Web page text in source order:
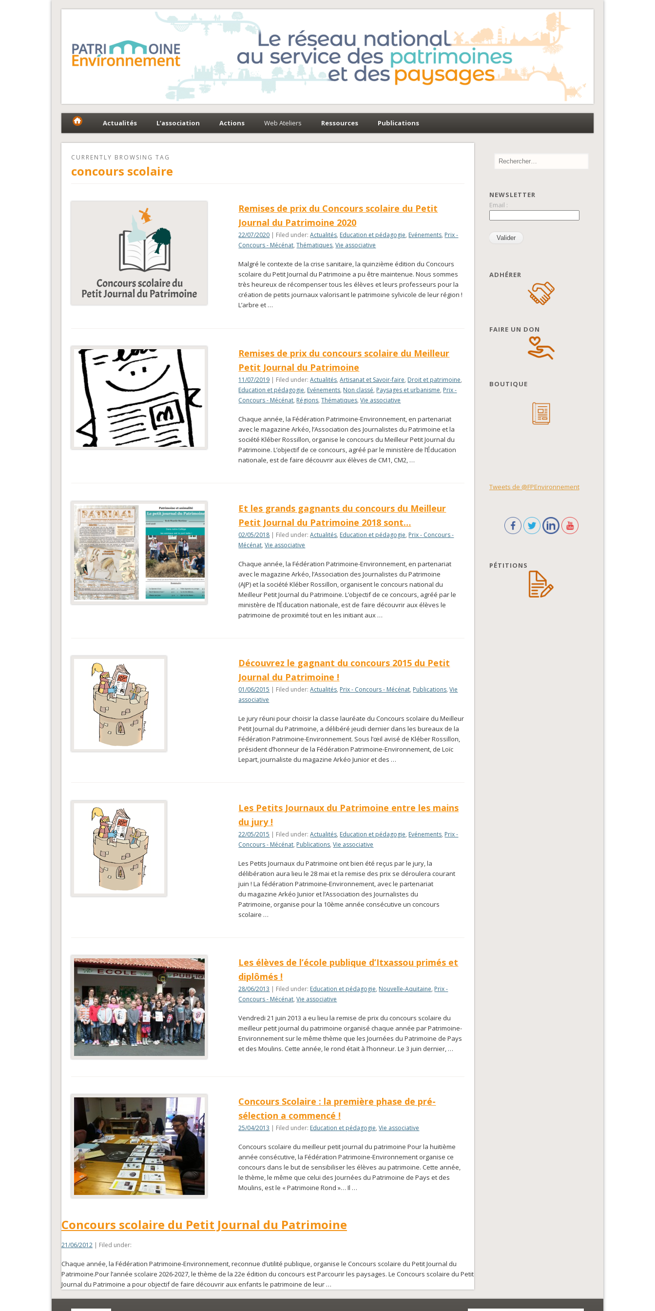
Fédération Patrimoine-Environnement
Actualités L’association Actions Web Ateliers Ressources Publications
CURRENTLY BROWSING TAG
concours scolaire
Remises de prix du Concours scolaire du Petit
Journal du Patrimoine 2020
22/07/2020 | Filed under:Actualités, Education et pédagogie, Evénements, Prix -
Concours - Mécénat,Thématiques,Vie associative
Malgré le contexte de la crise sanitaire, la quinzième édition du Concours
scolaire du Petit Journal du Patrimoine a pu être maintenue. Nous sommes
très heureux de récompenser tous les élèves et leurs professeurs pour la
création de petits journaux valorisant le patrimoine sylvicole de leur région !
L’arbre et …
Remises de prix du concours scolaire du Meilleur
Petit Journal du Patrimoine
11/07/2019 | Filed under:Actualités,Artisanat et Savoir-faire, Droit et patrimoine,
Education et pédagogie, Evénements, Non classé, Paysages et urbanisme, Prix -
Concours - Mécénat, Régions,Thématiques,Vie associative
Chaque année, la Fédération Patrimoine-Environnement, en partenariat
avec le magazine Arkéo, l’Association des Journalistes du Patrimoine et la
société Kléber Rossillon, organise le concours du Meilleur Petit Journal du
Patrimoine. L’objectif de ce concours, agréé par le ministère de l’Éducation
nationale, est de faire découvrir aux élèves de CM1, CM2, …
Et les grands gagnants du concours du Meilleur
Petit Journal du Patrimoine 2018 sont…
02/05/2018 | Filed under:Actualités, Education et pédagogie, Prix - Concours -
Mécénat,Vie associative
Chaque année, la Fédération Patrimoine-Environnement, en partenariat
avec le magazine Arkéo, l’Association des Journalistes du Patrimoine
(AJP) et la société Kléber Rossillon, organisent le concours national du
Meilleur Petit Journal du Patrimoine. L’objectif de ce concours, agréé par le
ministère de l’Éducation nationale, est de faire découvrir aux élèves le
patrimoine de proximité tout en les initiant aux …
Découvrez le gagnant du concours 2015 du Petit
Journal du Patrimoine !
01/06/2015 | Filed under:Actualités, Prix - Concours - Mécénat, Publications,Vie
associative
Le jury réuni pour choisir la classe lauréate du Concours scolaire du Meilleur
Petit Journal du Patrimoine, a délibéré jeudi dernier dans les bureaux de la
Fédération Patrimoine-Environnement. Sous l’œil avisé de Kléber Rossillon,
président d’honneur de la Fédération Patrimoine-Environnement, de Loïc
Lepart, journaliste du magazine Arkéo Junior et des …
Les Petits Journaux du Patrimoine entre les mains
du jury !
22/05/2015 | Filed under:Actualités, Education et pédagogie, Evénements, Prix -
Concours - Mécénat, Publications,Vie associative
Les Petits Journaux du Patrimoine ont bien été reçus par le jury, la
délibération aura lieu le 28 mai et la remise des prix se déroulera courant
juin ! La fédération Patrimoine-Environnement, avec le partenariat
du magazine Arkéo Junior et l’Association des Journalistes du
Patrimoine, organise pour la 10ème année consécutive un concours
scolaire …
Les élèves de l’école publique d’Itxassou primés et
diplômés !
28/06/2013 | Filed under: Education et pédagogie, Nouvelle-Aquitaine, Prix -
Concours - Mécénat,Vie associative
Vendredi 21 juin 2013 a eu lieu la remise de prix du concours scolaire du
meilleur petit journal du patrimoine organisé chaque année par Patrimoine-
Environnement sur le même thème que les Journées du Patrimoine de Pays
et des Moulins. Cette année, le rond était à l’honneur. Le 3 juin dernier, …
Concours Scolaire : la première phase de pré-
sélection a commencé !
25/04/2013 | Filed under: Education et pédagogie,Vie associative
Concours scolaire du meilleur petit journal du patrimoine Pour la huitième
année consécutive, la Fédération Patrimoine-Environnement organise ce
concours dans le but de sensibiliser les élèves au patrimoine. Cette année,
le thème, le même que celui des Journées du Patrimoine de Pays et des
Moulins, est le « Patrimoine Rond »… Il …
Concours scolaire du Petit Journal du Patrimoine
21/06/2012| Filed under:
Chaque année, la Fédération Patrimoine-Environnement, reconnue d’utilité publique, organise le Concours scolaire du Petit Journal du
Patrimoine.Pour l’année scolaire 2026-2027, le thème de la 22e édition du concours est Parcourir les paysages. Le Concours scolaire du Petit
Journal du Patrimoine a pour objectif de faire découvrir aux enfants le patrimoine de leur …
NEWSLETTER
Email :
ADHÉRER
FAIRE UN DON
BOUTIQUE
Tweets de @FPEnvironnement
PÉTITIONS